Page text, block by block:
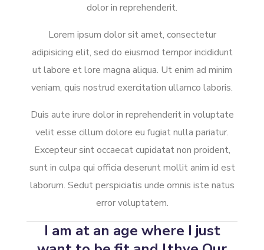
dolor in reprehenderit.
Lorem ipsum dolor sit amet, consectetur
adipisicing elit, sed do eiusmod tempor incididunt
ut labore et lore magna aliqua. Ut enim ad minim
veniam, quis nostrud exercitation ullamco laboris.
Duis aute irure dolor in reprehenderit in voluptate
velit esse cillum dolore eu fugiat nulla pariatur.
Excepteur sint occaecat cupidatat non proident,
sunt in culpa qui officia deserunt mollit anim id est
laborum. Sedut perspiciatis unde omnis iste natus
error voluptatem.
I am at an age where I just